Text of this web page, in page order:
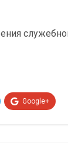
Google+